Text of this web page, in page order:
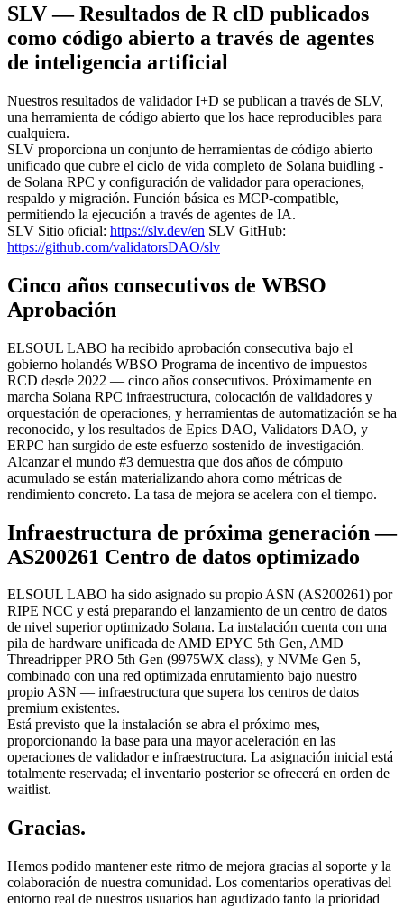
SLV — Resultados de R clD publicados
como código abierto a través de agentes
de inteligencia artificial
Nuestros resultados de validador I+D se publican a través de SLV,
una herramienta de código abierto que los hace reproducibles para
cualquiera.
SLV proporciona un conjunto de herramientas de código abierto
unificado que cubre el ciclo de vida completo de Solana buidling -
de Solana RPC y configuración de validador para operaciones,
respaldo y migración. Función básica es MCP-compatible,
permitiendo la ejecución a través de agentes de IA.
SLV Sitio oficial: https://slv.dev/en SLV GitHub:
https://github.com/validatorsDAO/slv
Cinco años consecutivos de WBSO
Aprobación
ELSOUL LABO ha recibido aprobación consecutiva bajo el
gobierno holandés WBSO Programa de incentivo de impuestos
RCD desde 2022 — cinco años consecutivos. Próximamente en
marcha Solana RPC infraestructura, colocación de validadores y
orquestación de operaciones, y herramientas de automatización se ha
reconocido, y los resultados de Epics DAO, Validators DAO, y
ERPC han surgido de este esfuerzo sostenido de investigación.
Alcanzar el mundo #3 demuestra que dos años de cómputo
acumulado se están materializando ahora como métricas de
rendimiento concreto. La tasa de mejora se acelera con el tiempo.
Infraestructura de próxima generación —
AS200261 Centro de datos optimizado
ELSOUL LABO ha sido asignado su propio ASN (AS200261) por
RIPE NCC y está preparando el lanzamiento de un centro de datos
de nivel superior optimizado Solana. La instalación cuenta con una
pila de hardware unificada de AMD EPYC 5th Gen, AMD
Threadripper PRO 5th Gen (9975WX class), y NVMe Gen 5,
combinado con una red optimizada enrutamiento bajo nuestro
propio ASN — infraestructura que supera los centros de datos
premium existentes.
Está previsto que la instalación se abra el próximo mes,
proporcionando la base para una mayor aceleración en las
operaciones de validador e infraestructura. La asignación inicial está
totalmente reservada; el inventario posterior se ofrecerá en orden de
waitlist.
Gracias.
Hemos podido mantener este ritmo de mejora gracias al soporte y la
colaboración de nuestra comunidad. Los comentarios operativas del
entorno real de nuestros usuarios han agudizado tanto la prioridad